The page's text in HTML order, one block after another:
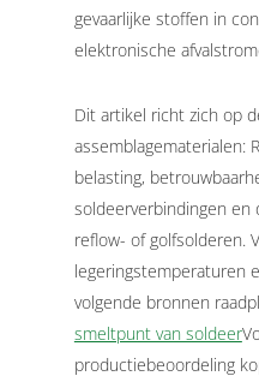
gevaarlijke stoffen in
elektronische
Dit artikel richt zich op
assemblagematerialen:
belasting,
soldeerverbindingen en
reflow- of golfsolderen.
legeringstemperaturen
volgende bronnen
smeltpunt van soldeer
productiebeoordeling